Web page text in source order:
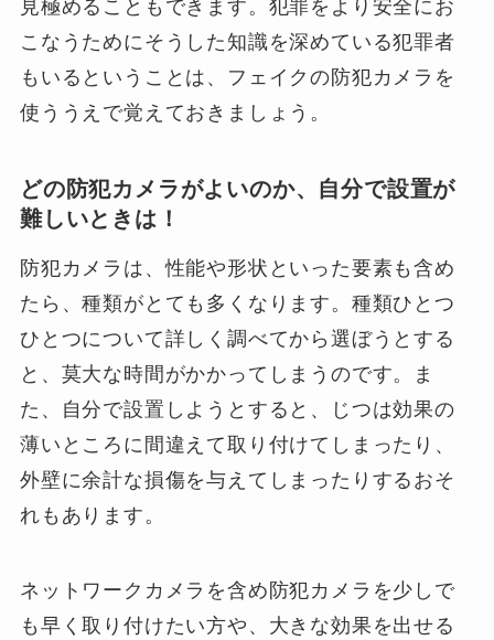
見極めることもできます。犯罪をより安全にお
こなうためにそうした知識を深めている犯罪者
もいるということは、フェイクの防犯カメラを
使ううえで覚えておきましょう。
どの防犯カメラがよいのか、自分で設置が
難しいときは！
防犯カメラは、性能や形状といった要素も含め
たら、種類がとても多くなります。種類ひとつ
ひとつについて詳しく調べてから選ぼうとする
と、莫大な時間がかかってしまうのです。ま
た、自分で設置しようとすると、じつは効果の
薄いところに間違えて取り付けてしまったり、
外壁に余計な損傷を与えてしまったりするおそ
れもあります。
ネットワークカメラを含め防犯カメラを少しで
も早く取り付けたい方や、大きな効果を出せる